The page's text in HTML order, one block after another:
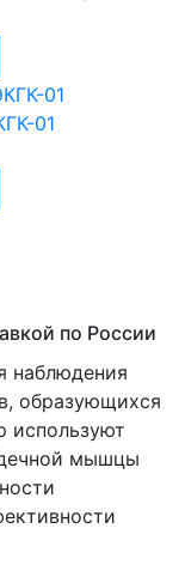
01
по России
наблюдения
образующихся
используют
мышцы